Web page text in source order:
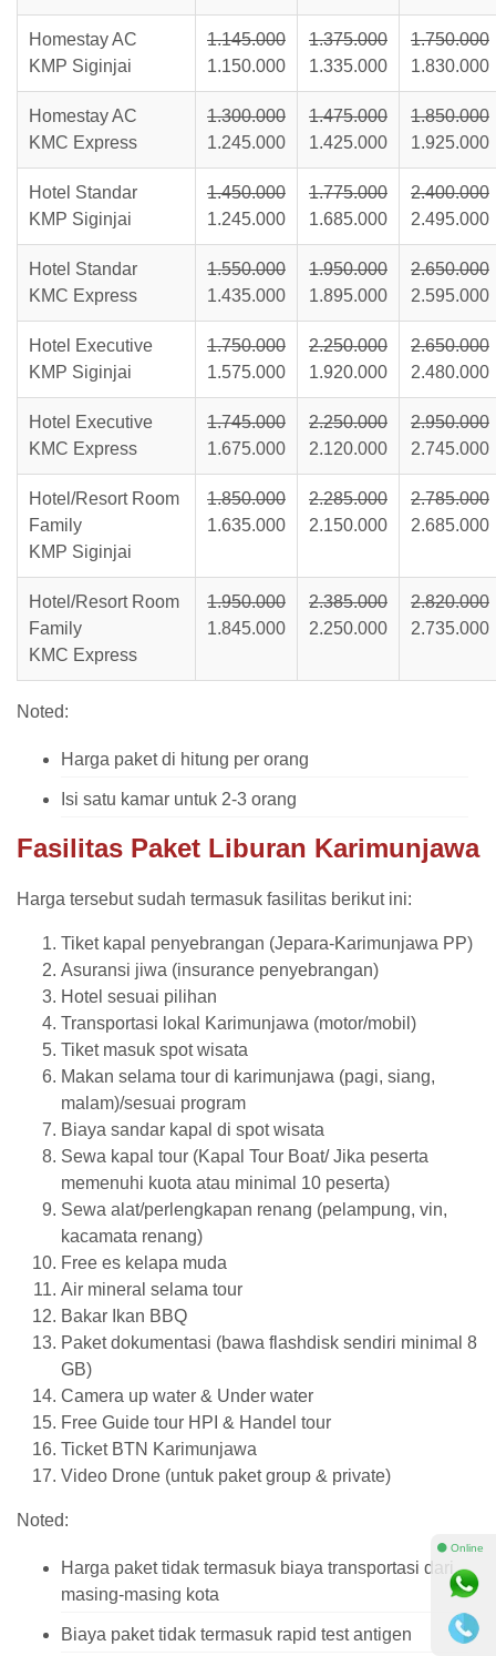
Homestay AC
KMP Siginjai
1.145.000
1.150.000
1.375.000
1.335.000
1.750.000
1.830.000
Homestay AC
KMC Express
1.300.000
1.245.000
1.475.000
1.425.000
1.850.000
1.925.000
Hotel Standar
KMP Siginjai
1.450.000
1.245.000
1.775.000
1.685.000
2.400.000
2.495.000
Hotel Standar
KMC Express
1.550.000
1.435.000
1.950.000
1.895.000
2.650.000
2.595.000
Hotel Executive
KMP Siginjai
1.750.000
1.575.000
2.250.000
1.920.000
2.650.000
2.480.000
Hotel Executive
KMC Express
1.745.000
1.675.000
2.250.000
2.120.000
2.950.000
2.745.000
Hotel/Resort Room
Family
KMP Siginjai
1.850.000
1.635.000
2.285.000
2.150.000
2.785.000
2.685.000
Hotel/Resort Room
Family
KMC Express
1.950.000
1.845.000
2.385.000
2.250.000
2.820.000
2.735.000
Noted:
Harga paket di hitung per orang
Isi satu kamar untuk 2-3 orang
Fasilitas Paket Liburan Karimunjawa
Harga tersebut sudah termasuk fasilitas berikut ini:
Tiket kapal penyebrangan (Jepara-Karimunjawa PP)
Asuransi jiwa (insurance penyebrangan)
Hotel sesuai pilihan
Transportasi lokal Karimunjawa (motor/mobil)
Tiket masuk spot wisata
Makan selama tour di karimunjawa (pagi, siang,
malam)/sesuai program
Biaya sandar kapal di spot wisata
Sewa kapal tour (Kapal Tour Boat/ Jika peserta
memenuhi kuota atau minimal 10 peserta)
Sewa alat/perlengkapan renang (pelampung, vin,
kacamata renang)
Free es kelapa muda
Air mineral selama tour
Bakar Ikan BBQ
Paket dokumentasi (bawa flashdisk sendiri minimal 8
GB)
Camera up water & Under water
Free Guide tour HPI & Handel tour
Ticket BTN Karimunjawa
Video Drone (untuk paket group & private)
Noted:
Harga paket tidak termasuk biaya transportasi dari
masing-masing kota
Biaya paket tidak termasuk rapid test antigen
⚫ Online